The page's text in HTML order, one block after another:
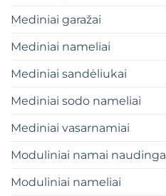
Mediniai garažai
Mediniai nameliai
Mediniai sandėliukai
Mediniai sodo nameliai
Mediniai vasarnamiai
Moduliniai namai naudinga
Moduliniai nameliai